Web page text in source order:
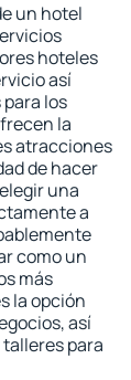
un hotel
hoteles
así
los
la
atracciones
de hacer
una
a
como un
más
la opción
así
para